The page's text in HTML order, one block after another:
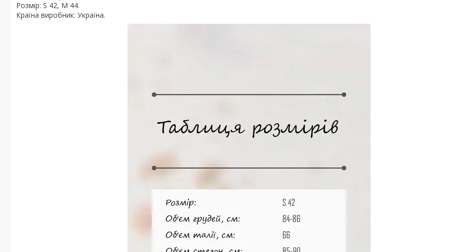
Розмір: S 42, M 44.
Країна виробник: Україна.